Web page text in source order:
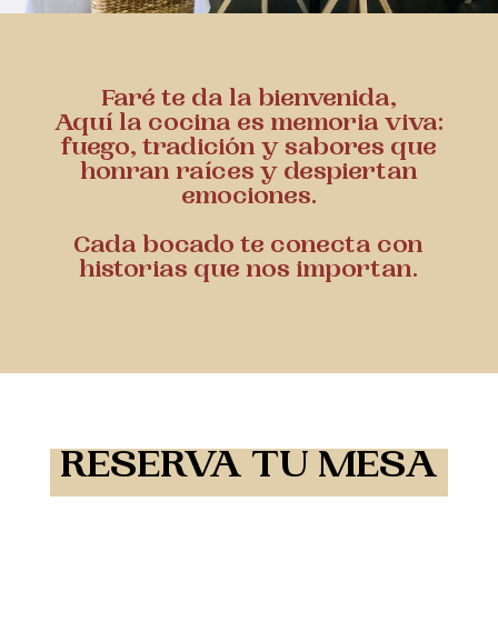
Faré te da la bienvenida,
Aquí la cocina es memoria viva:
fuego, tradición y sabores que
honran raíces y despiertan
emociones.
Cada bocado te conecta con
historias que nos importan.
RESERVA TU MESA